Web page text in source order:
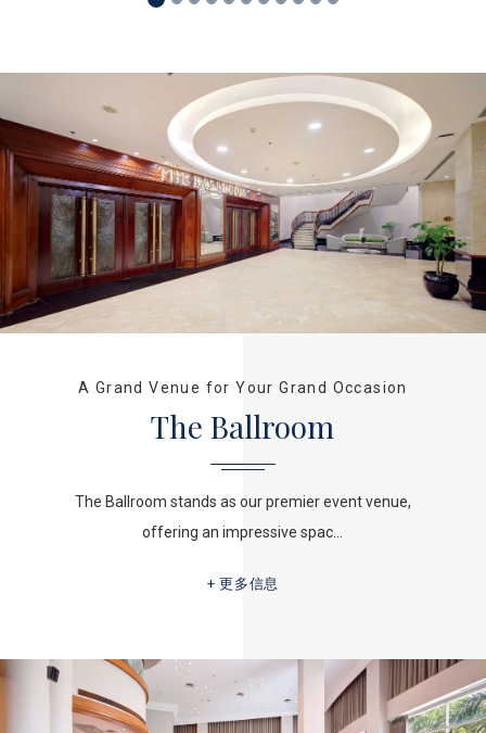
A Grand Venue for Your Grand Occasion
The Ballroom
The Ballroom stands as our premier event venue,
offering an impressive spac…
更多信息